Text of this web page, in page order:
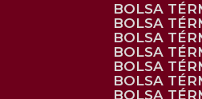
BOLSA
BOLSA
BOLSA
BOLSA
BOLSA
BOLSA
BOLSA